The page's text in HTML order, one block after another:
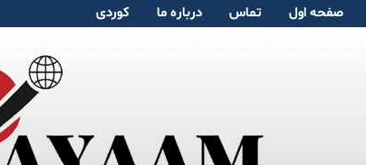
صفحە اول تماس دربارە ما کوردی